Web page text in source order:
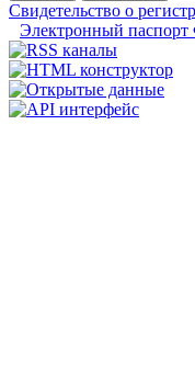
Свидетельство о
Электронный